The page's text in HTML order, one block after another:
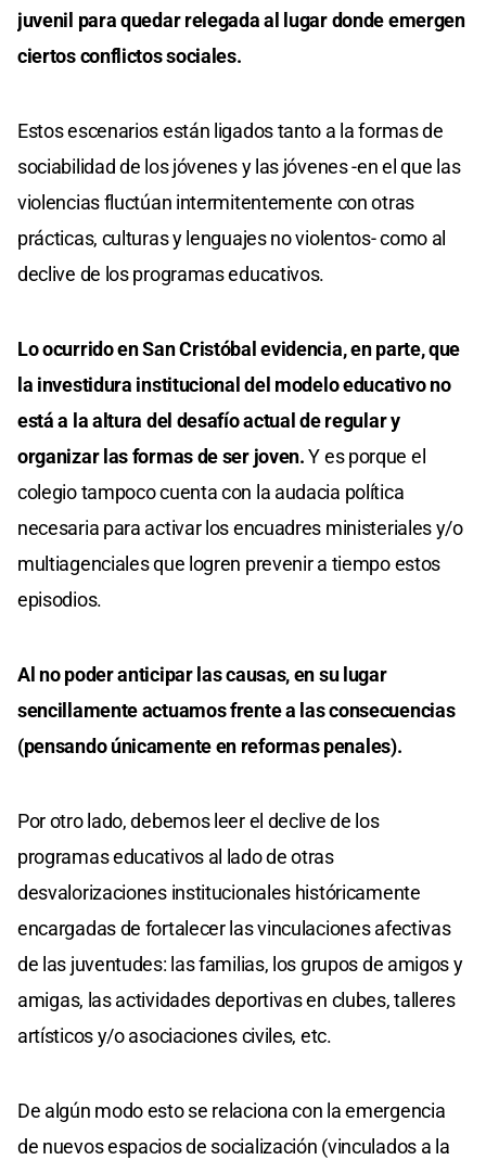
juvenil para quedar relegada al lugar donde emergen
ciertos conflictos sociales.
Estos escenarios están ligados tanto a la formas de
sociabilidad de los jóvenes y las jóvenes -en el que las
violencias fluctúan intermitentemente con otras
prácticas, culturas y lenguajes no violentos- como al
declive de los programas educativos.
Lo ocurrido en San Cristóbal evidencia, en parte, que
la investidura institucional del modelo educativo no
está a la altura del desafío actual de regular y
organizar las formas de ser joven.Y es porque el
colegio tampoco cuenta con la audacia política
necesaria para activar los encuadres ministeriales y/o
multiagenciales que logren prevenir a tiempo estos
episodios.
Al no poder anticipar las causas, en su lugar
sencillamente actuamos frente a las consecuencias
(pensando únicamente en reformas penales).
Por otro lado, debemos leer el declive de los
programas educativos al lado de otras
desvalorizaciones institucionales históricamente
encargadas de fortalecer las vinculaciones afectivas
de las juventudes: las familias, los grupos de amigos y
amigas, las actividades deportivas en clubes, talleres
artísticos y/o asociaciones civiles, etc.
De algún modo esto se relaciona con la emergencia
de nuevos espacios de socialización (vinculados a la